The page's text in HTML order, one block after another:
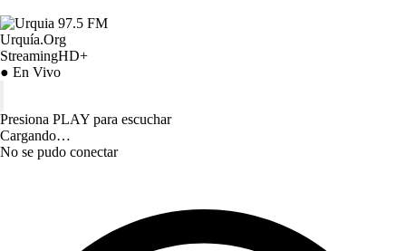
Urquía.Org
StreamingHD+
● En Vivo
Presiona PLAY para escuchar
Cargando…
No se pudo conectar